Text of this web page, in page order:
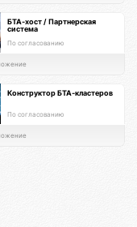
БТА-хост / Партнерская
система
По согласованию
Конструктор БТА-кластеров
По согласованию